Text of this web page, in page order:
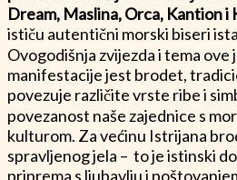
Dream, Maslina, Orca, Kantion i
ističu autentični morski biseri
Ovogodišnja zvijezda i tema
manifestacije jest brodet,
povezuje različite vrste ribe i
povezanost naše zajednice s
kulturom. Za većinu Istrijana
spravljenog jela – to je istinski
priprema s ljubavlju i